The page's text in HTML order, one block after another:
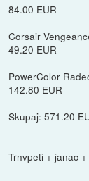
84.00 EUR
Corsair
49.20 EUR
PowerColor
142.80 EUR
Skupaj: 571.20
Trnvpeti + janac